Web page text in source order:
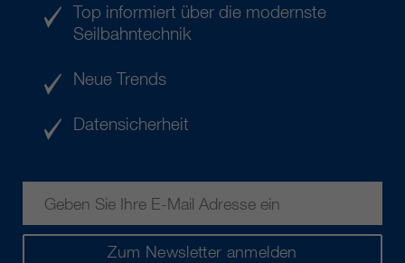
Zum Newsletter anmelden
Top informiert über die modernste
Seilbahntechnik
Neue Trends
Datensicherheit